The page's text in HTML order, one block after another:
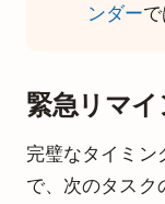
ンダー
緊急リマ
完璧なタイミン
で、次のタスク